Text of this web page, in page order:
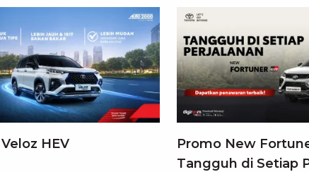
HEV
Promo New
Tangguh di Setiap